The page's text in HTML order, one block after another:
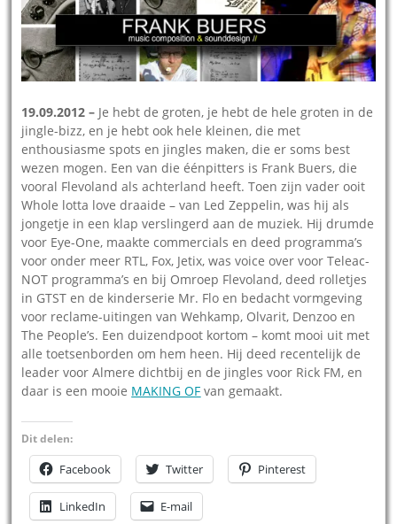
19.09.2012 – Je hebt de groten, je hebt de hele groten in de
jingle-bizz, en je hebt ook hele kleinen, die met
enthousiasme spots en jingles maken, die er soms best
wezen mogen. Een van die éénpitters is Frank Buers, die
vooral Flevoland als achterland heeft. Toen zijn vader ooit
Whole lotta love draaide – van Led Zeppelin, was hij als
jongetje in een klap verslingerd aan de muziek. Hij drumde
voor Eye-One, maakte commercials en deed programma’s
voor onder meer RTL, Fox, Jetix, was voice over voor Teleac-
NOT programma’s en bij Omroep Flevoland, deed rolletjes
in GTST en de kinderserie Mr. Flo en bedacht vormgeving
voor reclame-uitingen van Wehkamp, Olvarit, Denzoo en
The People’s. Een duizendpoot kortom – komt mooi uit met
alle toetsenborden om hem heen. Hij deed recentelijk de
leader voor Almere dichtbij en de jingles voor Rick FM, en
daar is een mooie MAKING OF van gemaakt.
Dit delen:
Facebook Twitter Pinterest
LinkedIn E-mail